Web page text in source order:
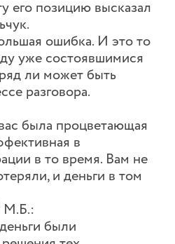
его позицию высказал
ошибка. И это то
уже состоявшимися
ли может быть
разговора.
была процветающая
в
в то время. Вам не
и деньги в том
были